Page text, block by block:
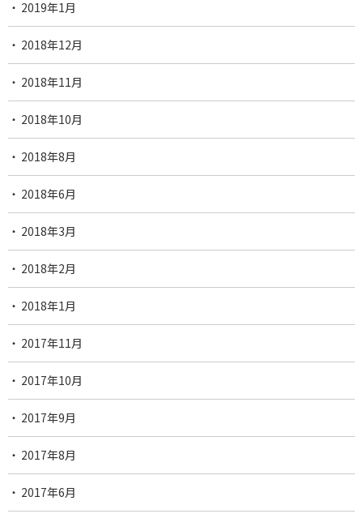
2019年1月
2018年12月
2018年11月
2018年10月
2018年8月
2018年6月
2018年3月
2018年2月
2018年1月
2017年11月
2017年10月
2017年9月
2017年8月
2017年6月